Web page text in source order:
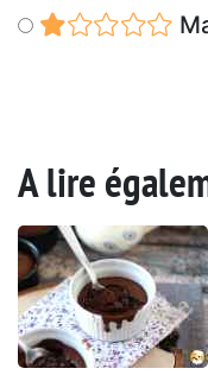
A lire